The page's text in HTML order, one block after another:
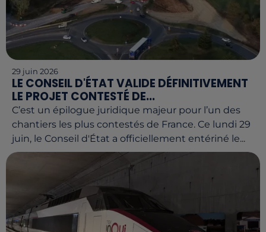
29 juin 2026
LE CONSEIL D'ÉTAT VALIDE DÉFINITIVEMENT
LE PROJET CONTESTÉ DE...
C’est un épilogue juridique majeur pour l’un des
chantiers les plus contestés de France. Ce lundi 29
juin, le Conseil d'État a officiellement entériné le...